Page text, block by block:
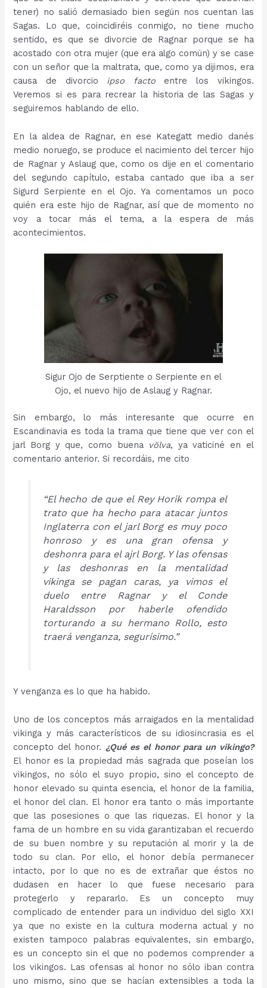
tener) no salió demasiado bien según nos cuentan las
Sagas. Lo que, coincidiréis conmigo, no tiene mucho
sentido, es que se divorcie de Ragnar porque se ha
acostado con otra mujer (que era algo común) y se case
con un señor que la maltrata, que, como ya dijimos, era
causa de divorcio ipso facto entre los vikingos.
Veremos si es para recrear la historia de las Sagas y
seguiremos hablando de ello.
En la aldea de Ragnar, en ese Kategatt medio danés
medio noruego, se produce el nacimiento del tercer hijo
de Ragnar y Aslaug que, como os dije en el comentario
del segundo capítulo, estaba cantado que iba a ser
Sigurd Serpiente en el Ojo. Ya comentamos un poco
quién era este hijo de Ragnar, así que de momento no
voy a tocar más el tema, a la espera de más
acontecimientos.
Sigur Ojo de Serptiente o Serpiente en el
Ojo, el nuevo hijo de Aslaug y Ragnar.
Sin embargo, lo más interesante que ocurre en
Escandinavia es toda la trama que tiene que ver con el
jarl Borg y que, como buena völva, ya vaticiné en el
comentario anterior. Si recordáis, me cito
“El hecho de que el Rey Horik rompa el
trato que ha hecho para atacar juntos
Inglaterra con el jarl Borg es muy poco
honroso y es una gran ofensa y
deshonra para el ajrl Borg. Y las ofensas
y las deshonras en la mentalidad
vikinga se pagan caras, ya vimos el
duelo entre Ragnar y el Conde
Haraldsson por haberle ofendido
torturando a su hermano Rollo, esto
traerá venganza, segurísimo.”
Y venganza es lo que ha habido.
Uno de los conceptos más arraigados en la mentalidad
vikinga y más característicos de su idiosincrasia es el
concepto del honor.¿Qué es el honor para un vikingo?
El honor es la propiedad más sagrada que poseían los
vikingos, no sólo el suyo propio, sino el concepto de
honor elevado su quinta esencia, el honor de la familia,
el honor del clan. El honor era tanto o más importante
que las posesiones o que las riquezas. El honor y la
fama de un hombre en su vida garantizaban el recuerdo
de su buen nombre y su reputación al morir y la de
todo su clan. Por ello, el honor debía permanecer
intacto, por lo que no es de extrañar que éstos no
dudasen en hacer lo que fuese necesario para
protegerlo y repararlo. Es un concepto muy
complicado de entender para un individuo del siglo XXI
ya que no existe en la cultura moderna actual y no
existen tampoco palabras equivalentes, sin embargo,
es un concepto sin el que no podemos comprender a
los vikingos. Las ofensas al honor no sólo iban contra
uno mismo, sino que se hacían extensibles a toda la